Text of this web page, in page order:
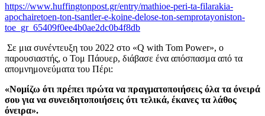
https://www.huffingtonpost.gr/entry/mathioe-peri-ta-filarakia-
apochairetoen-ton-tsantler-e-koine-delose-ton-semprotayoniston-
toe_gr_65409f0ee4b0ae2dc0b4f8db
Σε μια συνέντευξη του 2022 στο «Q with Tom Power», ο
παρουσιαστής, ο Τομ Πάουερ, διάβασε ένα απόσπασμα από τα
απομνημονεύματα του Πέρι:
«Νομίζω ότι πρέπει πρώτα να πραγματοποιήσεις όλα τα όνειρά
σου για να συνειδητοποιήσεις ότι τελικά, έκανες τα λάθος
όνειρα».